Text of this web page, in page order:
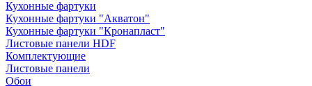
Кухонные фартуки
Кухонные фартуки "Акватон"
Кухонные фартуки "Кронапласт"
Листовые панели HDF
Комплектующие
Листовые панели
Обои